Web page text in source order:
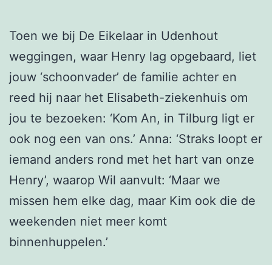
Toen we bij De Eikelaar in Udenhout
weggingen, waar Henry lag opgebaard, liet
jouw ‘schoonvader’ de familie achter en
reed hij naar het Elisabeth-ziekenhuis om
jou te bezoeken: ‘Kom An, in Tilburg ligt er
ook nog een van ons.’ Anna: ‘Straks loopt er
iemand anders rond met het hart van onze
Henry’, waarop Wil aanvult: ‘Maar we
missen hem elke dag, maar Kim ook die de
weekenden niet meer komt
binnenhuppelen.’